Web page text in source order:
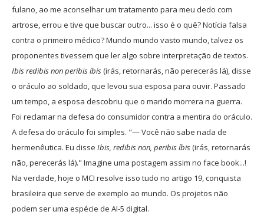
fulano, ao me aconselhar um tratamento para meu dedo com
artrose, errou e tive que buscar outro... isso é o quê? Notícia falsa
contra o primeiro médico? Mundo mundo vasto mundo, talvez os
proponentes tivessem que ler algo sobre interpretação de textos.
Ibis redibis non peribis íbis(irás, retornarás, não perecerás lá), disse
o oráculo ao soldado, que levou sua esposa para ouvir. Passado
um tempo, a esposa descobriu que o marido morrera na guerra.
Foi reclamar na defesa do consumidor contra a mentira do oráculo.
A defesa do oráculo foi simples. "— Você não sabe nada de
hermenêutica. Eu disse Ibis, redibis non, peribis íbis(irás, retornarás
não, perecerás lá)." Imagine uma postagem assim no face book...!
Na verdade, hoje o MCI resolve isso tudo no artigo 19, conquista
brasileira que serve de exemplo ao mundo. Os projetos não
podem ser uma espécie de AI-5 digital.